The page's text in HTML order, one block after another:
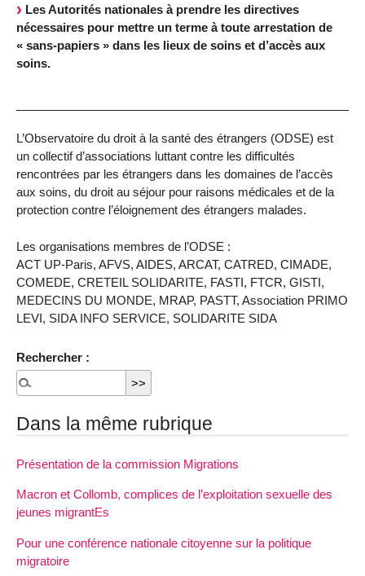
Les Autorités nationales à prendre les directives
nécessaires pour mettre un terme à toute arrestation de
« sans-papiers » dans les lieux de soins et d’accès aux
soins.
L’Observatoire du droit à la santé des étrangers (ODSE) est
un collectif d’associations luttant contre les difficultés
rencontrées par les étrangers dans les domaines de l’accès
aux soins, du droit au séjour pour raisons médicales et de la
protection contre l’éloignement des étrangers malades.
Les organisations membres de l’ODSE :
ACT UP-Paris, AFVS, AIDES, ARCAT, CATRED, CIMADE,
COMEDE, CRETEIL SOLIDARITE, FASTI, FTCR, GISTI,
MEDECINS DU MONDE, MRAP, PASTT, Association PRIMO
LEVI, SIDA INFO SERVICE, SOLIDARITE SIDA
Rechercher :
Dans la même rubrique
Présentation de la commission Migrations
Macron et Collomb, complices de l’exploitation sexuelle des
jeunes migrantEs
Pour une conférence nationale citoyenne sur la politique
migratoire